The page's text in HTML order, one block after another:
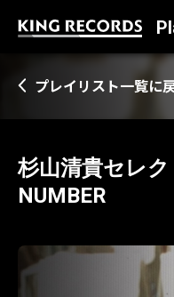
プレイリスト一覧に
杉山清貴セレク
NUMBER